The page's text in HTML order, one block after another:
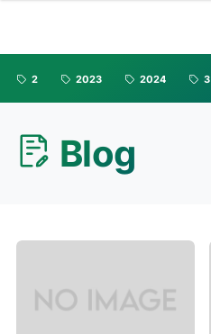
2 2023 2024 3
Blog